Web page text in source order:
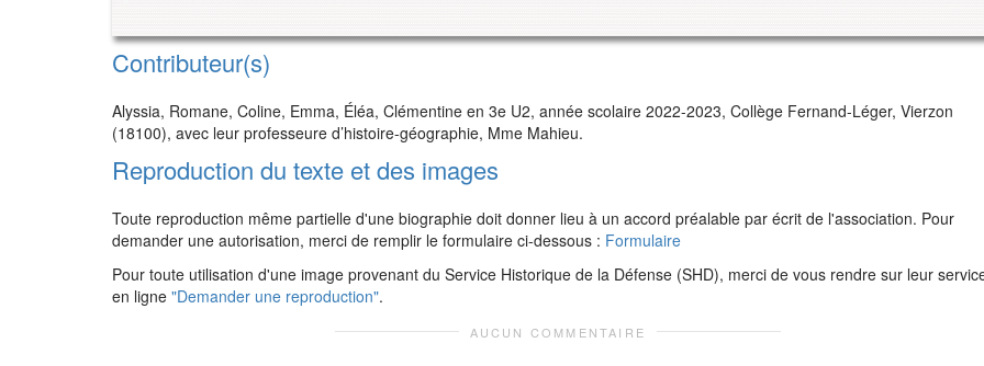
Contributeur(s)
Alyssia, Romane, Coline, Emma, Éléa, Clémentine en 3e U2, année scolaire 2022-2023, Collège Fernand-Léger, Vierzon
(18100), avec leur professeure d’histoire-géographie, Mme Mahieu.
Reproduction du texte et des images
Toute reproduction même partielle d'une biographie doit donner lieu à un accord préalable par écrit de l'association. Pour
demander une autorisation, merci de remplir le formulaire ci-dessous : Formulaire
Pour toute utilisation d'une image provenant du Service Historique de la Défense (SHD), merci de vous rendre sur leur
en ligne "Demander une reproduction".
AUCUN COMMENTAIRE